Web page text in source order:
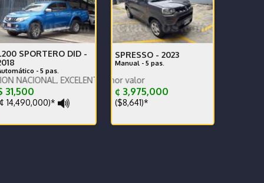
SPORTERO DID -
- 5 pas.
EXCELENTES CONDICIONES, AUTOMATICO
31,500
14,490,000)*
SPRESSO - 2023
Manual - 5 pas.
¢ 3,975,000
($8,641)*